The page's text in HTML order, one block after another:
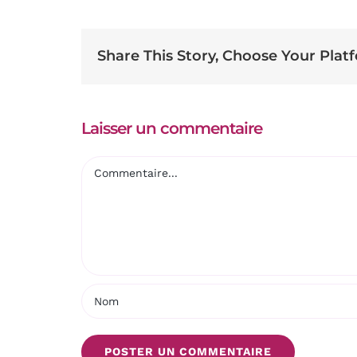
Share This Story, Choose Your
Laisser un commentaire